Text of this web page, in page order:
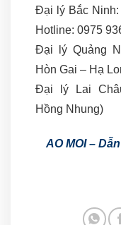
Đại lý Bắc Ninh:
Hotline: 0975
Đại lý Quảng
Hòn Gai – Hạ
Đại lý Lai
Hồng Nhung)
AO MOI –